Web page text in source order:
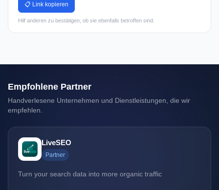
📋 Link kopieren
Hilf anderen zu bestätigen, ob sie ebenfalls betroffen sind.
Empfohlene Partner
Handverlesene Unternehmen und Dienstleistungen, die wir
empfehlen.
LiveSEO
Partner
Turn your search data into more organic traffic